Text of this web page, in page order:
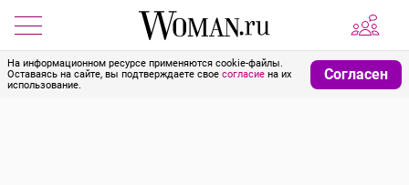
На информационном ресурсе применяются cookie-файлы.
Оставаясь на сайте, вы подтверждаете свое согласие на их
использование.
Согласен